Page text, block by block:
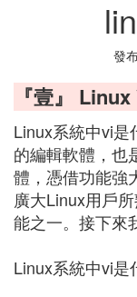
發
『壹』
Linux系統中vi是
的編輯軟體，也
體，憑借功能強
廣大Linux用戶
能之一。接下來
Linux系統中vi是